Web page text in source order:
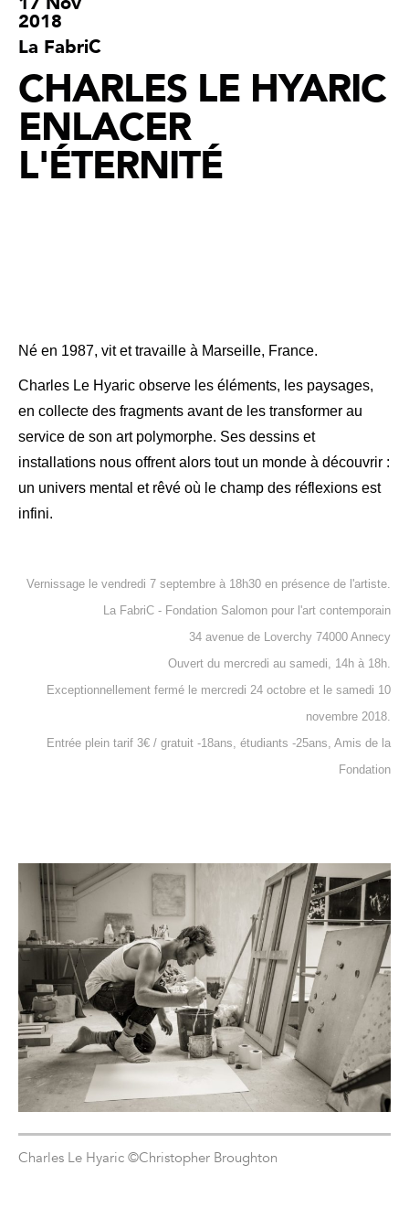
2018
La FabriC
CHARLES LE HYARIC
ENLACER
L'ÉTERNITÉ
Né en 1987, vit et travaille à Marseille, France.
Charles Le Hyaric observe les éléments, les paysages,
en collecte des fragments avant de les transformer au
service de son art polymorphe. Ses dessins et
installations nous offrent alors tout un monde à découvrir :
un univers mental et rêvé où le champ des réflexions est
infini.
Vernissage le vendredi 7 septembre à 18h30 en présence de l'artiste.
La FabriC - Fondation Salomon pour l'art contemporain
34 avenue de Loverchy 74000 Annecy
Ouvert du mercredi au samedi, 14h à 18h.
Exceptionnellement fermé le mercredi 24 octobre et le samedi 10
novembre 2018.
Entrée plein tarif 3€ / gratuit -18ans, étudiants -25ans, Amis de la
Fondation
Charles Le Hyaric ©Christopher Broughton